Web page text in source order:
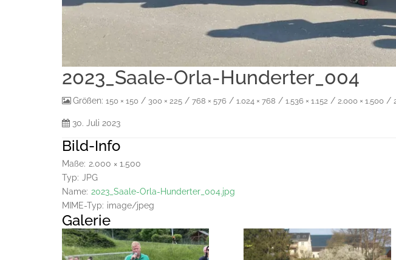
2023_Saale-Orla-Hunderter_004
Größen: 150 × 150 / 300 × 225 / 768 × 576 / 1.024 × 768 / 1.536 × 1.152 / 2.000 × 1.500 /
30. Juli 2023
Bild-Info
Maße: 2.000 × 1.500
Typ: JPG
Name: 2023_Saale-Orla-Hunderter_004.jpg
MIME-Typ: image/jpeg
Galerie